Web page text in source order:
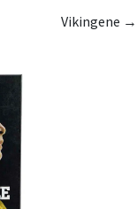
Vikingene →